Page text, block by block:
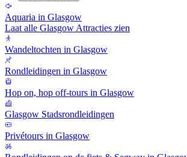
Aquaria in Glasgow
Laat alle Glasgow Attracties zien
Wandeltochten in Glasgow
Rondleidingen in Glasgow
Hop on, hop off-tours in Glasgow
Glasgow Stadsrondleidingen
Privétours in Glasgow